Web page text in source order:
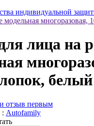
индивидуальной
модельная многоразовая,
лица на
белый
отзыв первым
: Autofamily